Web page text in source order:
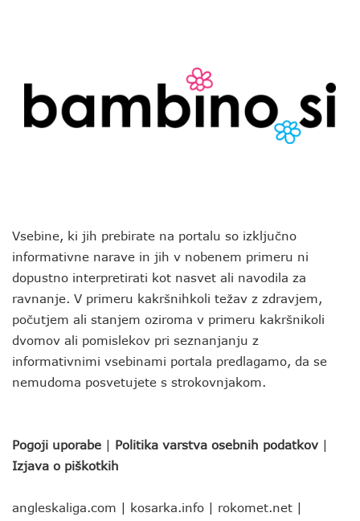
Vsebine, ki jih prebirate na portalu so izključno
informativne narave in jih v nobenem primeru ni
dopustno interpretirati kot nasvet ali navodila za
ravnanje. V primeru kakršnihkoli težav z zdravjem,
počutjem ali stanjem oziroma v primeru kakršnikoli
dvomov ali pomislekov pri seznanjanju z
informativnimi vsebinami portala predlagamo, da se
nemudoma posvetujete s strokovnjakom.
Pogoji uporabe | Politika varstva osebnih podatkov |
Izjava o piškotkih
angleskaliga.com | kosarka.info | rokomet.net |